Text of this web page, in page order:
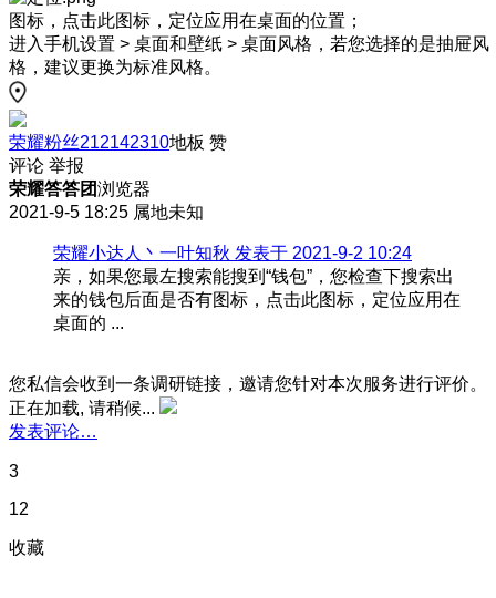
图标，点击此图标，定位应用在桌面的位置；
进入手机设置 > 桌面和壁纸 > 桌面风格，若您选择的是抽屉风
格，建议更换为标准风格。
荣耀粉丝212142310地板 赞
评论 举报
荣耀答答团浏览器
2021-9-5 18:25 属地未知
荣耀小达人丶一叶知秋 发表于 2021-9-2 10:24
亲，如果您最左搜索能搜到“钱包”，您检查下搜索出
来的钱包后面是否有图标，点击此图标，定位应用在
桌面的 ...
您私信会收到一条调研链接，邀请您针对本次服务进行评价。
正在加载, 请稍候...
发表评论…
3
12
收藏